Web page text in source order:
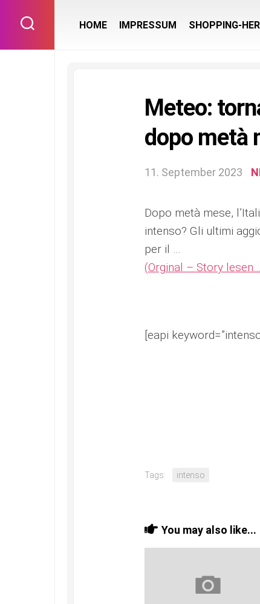
content
HOME IMPRESSUM SHOPPING-
Meteo:
dopo metà
11. September 2023
Dopo metà mese,
intenso? Gli ultimi
per il …
(Orginal – Story
[eapi
Tags: intenso
You may also like...